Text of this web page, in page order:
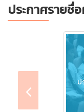
ประกาศรายชื่
ป